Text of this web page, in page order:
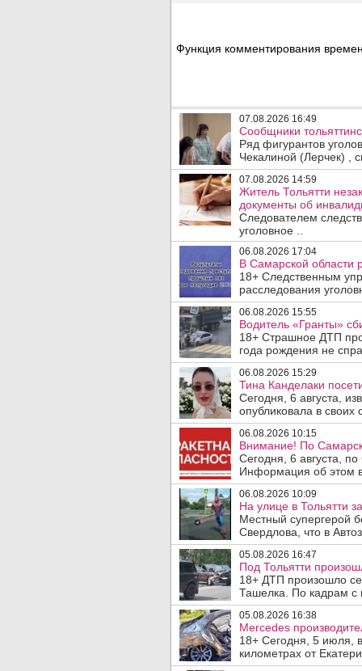
Функция комментирования
07.08.2026 16:49
Сообщники
Ряд фигурантов
Чекалиной (Лерчек) ,
07.08.2026 14:59
Житель Тольятти
документы об
Следователем
уголовное ..
06.08.2026 17:04
В Самарской области
18+ Следственным
расследования
06.08.2026 15:55
Водитель «Гранты»
18+ Страшное ДТП
года рождения не
06.08.2026 15:29
Тина Канделаки
Сегодня, 6 августа,
опубликовала в своих
06.08.2026 10:15
Внимание! По
Сегодня, 6 августа,
Информация об этом
06.08.2026 10:09
На улице в Тольятти
Местный супергерой
Свердлова, что в
05.08.2026 16:47
Под Тольятти
18+ ДТП произошло
Ташелка. По кадрам с
05.08.2026 16:38
Mercedes
18+ Сегодня, 5 июля,
километрах от